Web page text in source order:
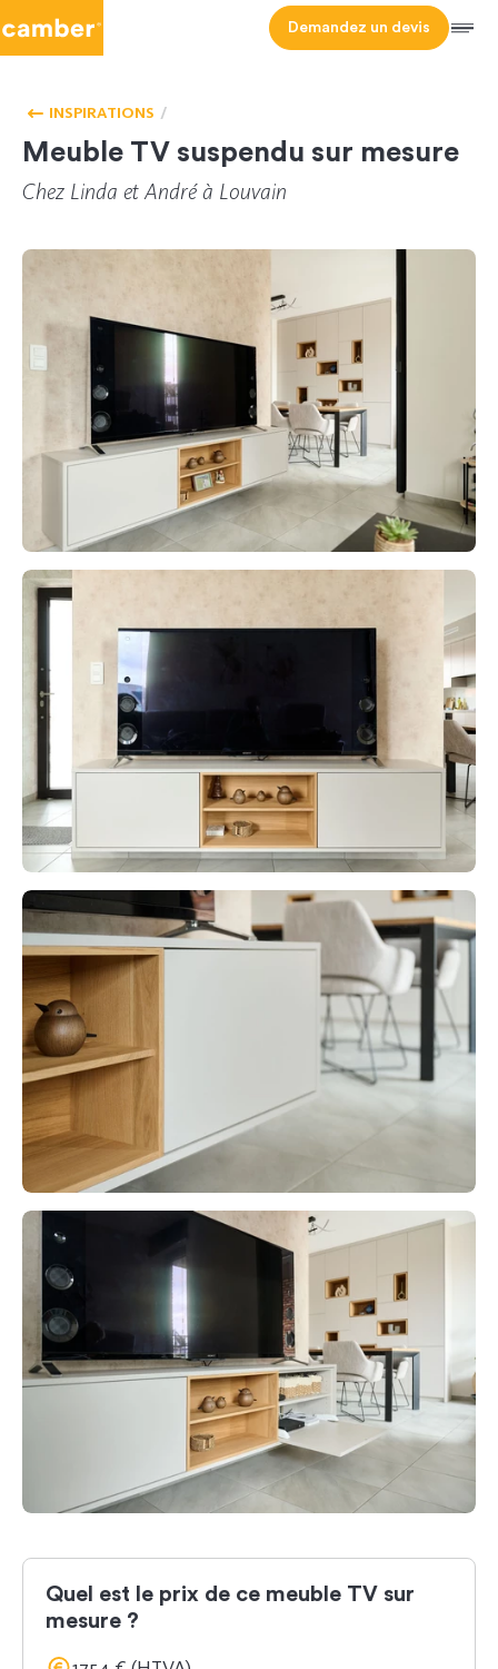
Demandez un devis Menu
INSPIRATIONS
Meuble TV suspendu sur mesure
Chez Linda et André à Louvain
Quel est le prix de ce meuble TV sur
mesure ?